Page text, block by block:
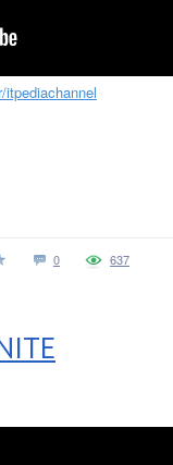
itpediachannel
0 637